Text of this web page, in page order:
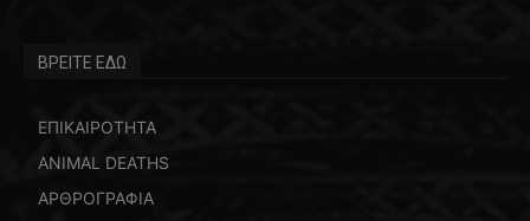
ΒΡΕΙΤΕ ΕΔΩ
ΕΠΙΚΑΙΡΟΤΗΤΑ
ANIMAL DEATHS
ΑΡΘΡΟΓΡΑΦΙΑ